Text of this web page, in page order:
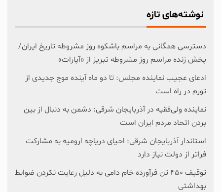
نوشته‌های تازه
دسترسی همگانی به مراسم باشکوه روز مشروطه تاریخ ایران/
پخش زنده مراسم روز مشروطه تبریز از «آپارات»
ادعای عجیب نماینده مجلس: تا دو ماه آینده موج جدیدی از
تورم در راه است
نماینده ولی‌فقیه در آذربایجان شرقی: دشمن به دنبال از بین
بردن اتحاد مردم ایران است
استاندار آذربایجان شرقی: احیای دریاچه ارومیه به مشارکت
فراتر از دولت نیاز دارد
توقیف ۴۵۰ تن فرآورده خام دامی به دلیل رعایت نکردن ضوابط
بهداشتی